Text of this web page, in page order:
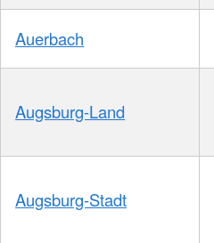
Auerbach
Augsburg-Land
Augsburg-Stadt